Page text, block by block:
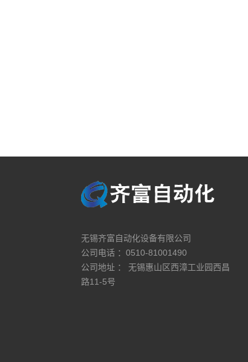
无锡齐富自动化设备有限公司
公司电话 ：0510-81001490
公司地址 ： 无锡惠山区西漳工业园西昌
路11-5号